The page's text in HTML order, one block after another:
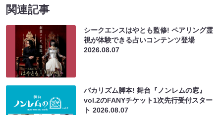
関連記事
シークエンスはやとも監修! ペアリング霊
視が体験できる占いコンテンツ登場
2026.08.07
バカリズム脚本! 舞台『ノンレムの窓』
vol.2のFANYチケット1次先行受付スター
ト2026.08.07